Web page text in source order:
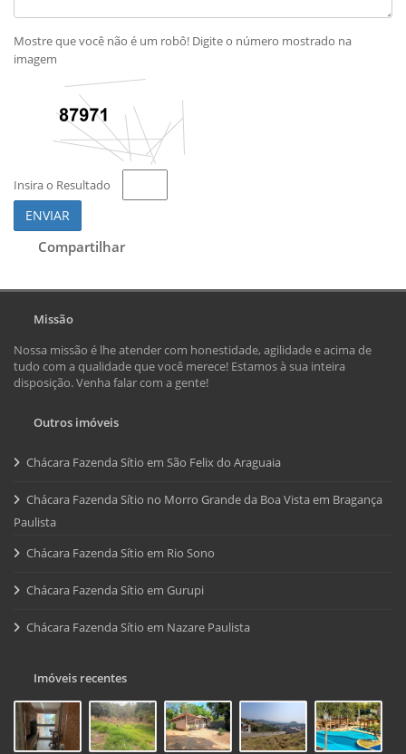
Mostre que você não é um robô! Digite o número mostrado na
imagem
Insira o Resultado
ENVIAR
Compartilhar
Missão
Nossa missão é lhe atender com honestidade, agilidade e acima de
tudo com a qualidade que você merece! Estamos à sua inteira
disposição. Venha falar com a gente!
Outros imóveis
Chácara Fazenda Sítio em São Felix do Araguaia
Chácara Fazenda Sítio no Morro Grande da Boa Vista em Bragança
Paulista
Chácara Fazenda Sítio em Rio Sono
Chácara Fazenda Sítio em Gurupi
Chácara Fazenda Sítio em Nazare Paulista
Imóveis recentes